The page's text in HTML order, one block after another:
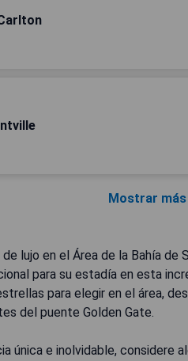
Mostrar más
lujo en el Área de la Bahía de
para su estadía en esta
para elegir en el área,
del puente Golden Gate.
única e inolvidable, considere